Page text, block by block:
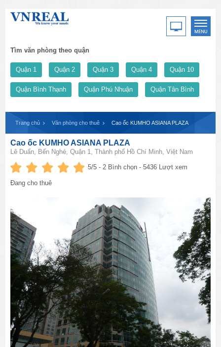
Tìm văn phòng theo quận
Quận 1 Quận 2 Quận 3 Quận 4 Quận 10
Quận Bình Thạnh Quận Phú Nhuận Quận Tân Bình
Trang chủ Văn phòng cho thuê Cao ốc KUMHO ASIANA PLAZA
Cao ốc KUMHO ASIANA PLAZA
Lê Duẩn, Bến Nghé, Quận 1, Thành phố Hồ Chí Minh, Việt Nam
5/5 -2 Bình chọn - 5436 Lượt xem
Đang cho thuê